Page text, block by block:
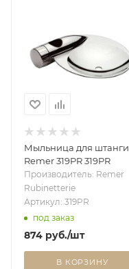
Мыльница для штанги
Remer 319PR 319PR
Производитель: Remer
Rubinetterie
Артикул: 319PR
под заказ
874 руб./шт
В КОРЗИНУ